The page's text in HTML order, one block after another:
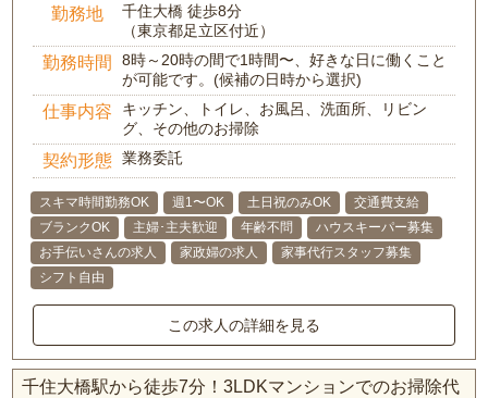
勤務地
千住大橋 徒歩8分
（東京都足立区付近）
勤務時間
8時～20時の間で1時間〜、好きな日に働くこと
が可能です。(候補の日時から選択)
仕事内容
キッチン、トイレ、お風呂、洗面所、リビン
グ、その他のお掃除
契約形態 業務委託
スキマ時間勤務OK 週1〜OK 土日祝のみOK
交通費支給
ブランクOK
主婦･主夫歓迎 年齢不問
ハウスキーパー募集
お手伝いさんの求人
家政婦の求人
家事代行スタッフ募集
シフト自由
この求人の詳細を見る
千住大橋駅から徒歩7分！3LDKマンションでのお掃除代